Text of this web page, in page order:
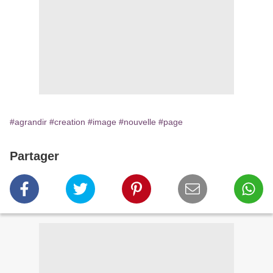
#agrandir #creation #image #nouvelle #page
Partager